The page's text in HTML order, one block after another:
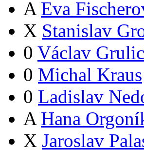
A Eva
X Stanislav
0 Václav
0 Michal Kraus
0 Ladislav
A Hana
X Jaroslav